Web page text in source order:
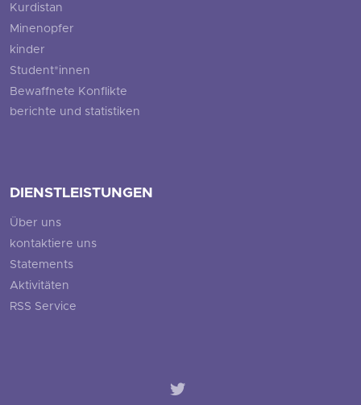
Kurdistan
Minenopfer
kinder
Student*innen
Bewaffnete Konflikte
berichte und statistiken
DIENSTLEISTUNGEN
Über uns
kontaktiere uns
Statements
Aktivitäten
RSS Service